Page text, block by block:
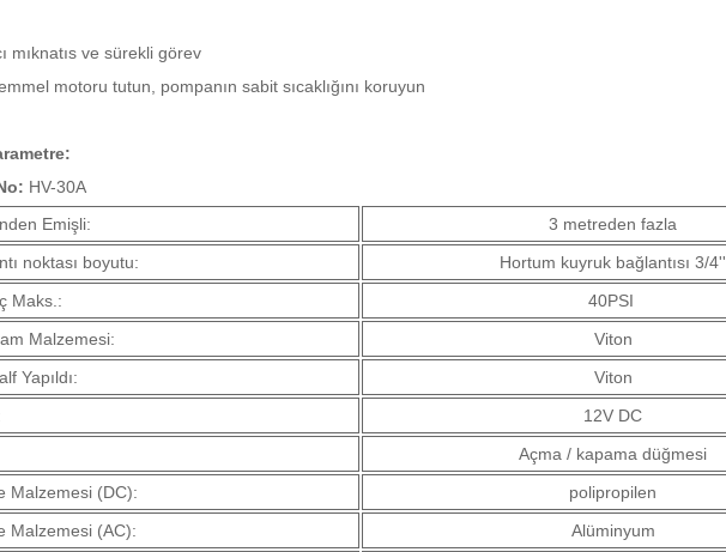
mıknatıs ve sürekli görev
motoru tutun, pompanın sabit sıcaklığını koruyun
HV-30A
Emişli:
3 metreden fazla
noktası boyutu:
Hortum kuyruk bağlantısı 3/4''
Maks.:
40PSI
Malzemesi:
Viton
Yapıldı:
Viton
12V DC
Açma / kapama düğmesi
Malzemesi (DC):
polipropilen
Malzemesi (AC):
Alüminyum